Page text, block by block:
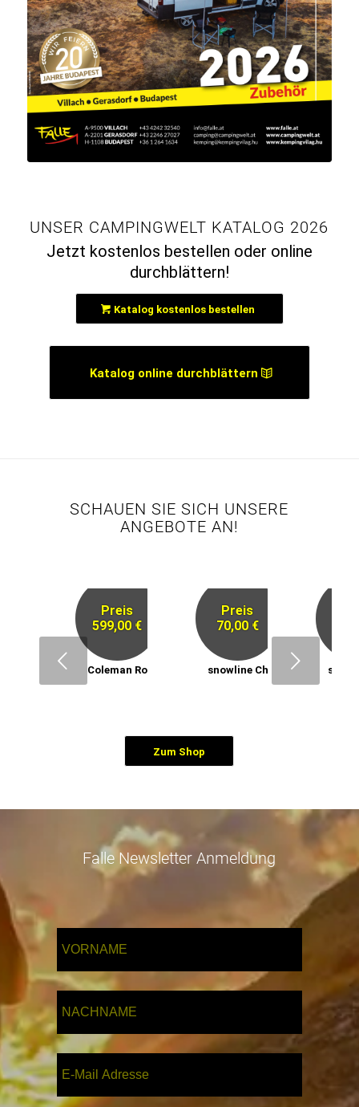
UNSER CAMPINGWELT KATALOG 2026
Jetzt kostenlos bestellen oder online
durchblättern!
Katalog kostenlos bestellen
Katalog online durchblättern
SCHAUEN SIE SICH UNSERE
ANGEBOTE AN!
Next
Preis
599,00 €
Coleman Rocky Mountain 5
Preis
70,00 €
snowline Chainsen ProXT
Zum Shop
Falle Newsletter Anmeldung